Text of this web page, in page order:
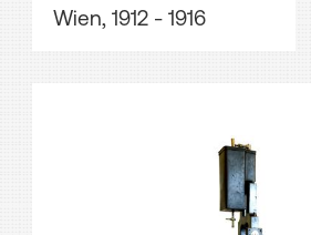
Wien, 1912 - 1916